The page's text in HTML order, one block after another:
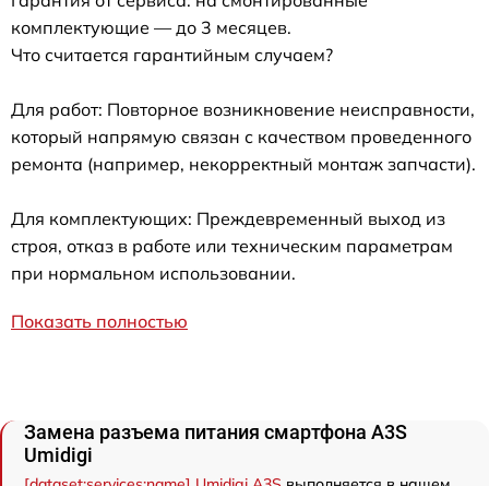
комплектующие — до 3 месяцев.
Что считается гарантийным случаем?
Для работ: Повторное возникновение неисправности,
который напрямую связан с качеством проведенного
ремонта (например, некорректный монтаж запчасти).
Для комплектующих: Преждевременный выход из
строя, отказ в работе или техническим параметрам
при нормальном использовании.
Показать полностью
Замена разъема питания смартфона A3S
Umidigi